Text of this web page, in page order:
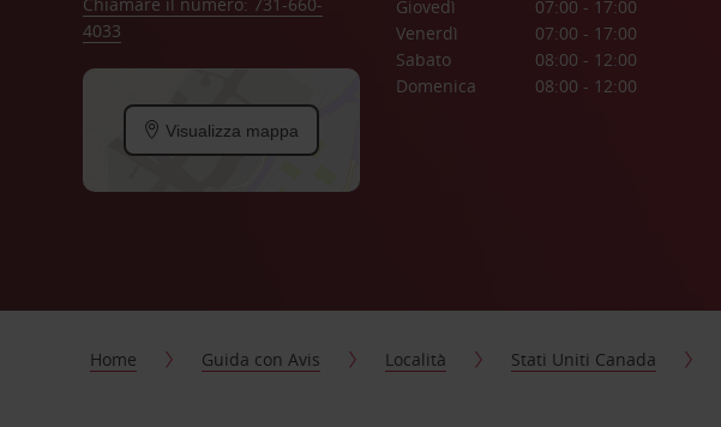
4033
Visualizza mappa
Giovedì
07:00 - 17:00
Venerdì
07:00 - 17:00
Sabato
08:00 - 12:00
Domenica
08:00 - 12:00
Home Guida con Avis Località Stati Uniti Canada